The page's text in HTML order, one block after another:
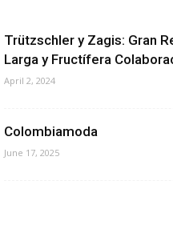
Trützschler y Zagis: Gran
Larga y Fructífera
April 2, 2024
Colombiamoda
June 17, 2025